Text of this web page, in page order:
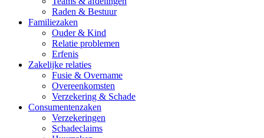
Raden & Bestuur
Familiezaken
Ouder & Kind
Relatie problemen
Erfenis
Zakelijke relaties
Fusie & Overname
Overeenkomsten
Verzekering & Schade
Consumentenzaken
Verzekeringen
Schadeclaims